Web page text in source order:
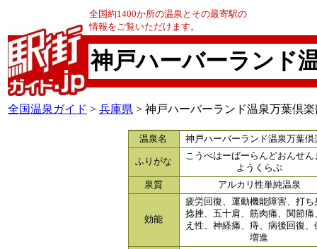
全国約1400か所の温泉とその最寄駅の
情報をご覧いただけます。
神戸ハーバーランド
全国温泉ガイド > 兵庫県 > 神戸ハーバーランド温泉万葉倶楽
温泉名 神戸ハーバーランド温泉万葉倶
ふりがな
こうべはーばーらんどおんせん
ようくらぶ
泉質
アルカリ性単純温泉
効能
疲労回復、運動機能障害、打ち
捻挫、五十肩、筋肉痛、関節痛
え性、神経痛、痔、病後回復、
増進